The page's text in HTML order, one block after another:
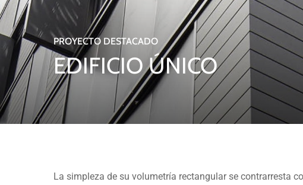
PROYECTO DESTACADO
EDIFICIO ÚNICO
La simpleza de su volumetría rectangular se contrarresta